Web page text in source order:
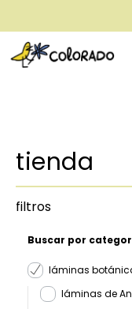
envío gratis a partir de
tienda
filtros
Buscar por
láminas
láminas de